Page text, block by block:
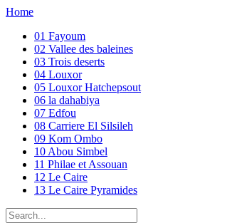
Home
01 Fayoum
02 Vallee des baleines
03 Trois deserts
04 Louxor
05 Louxor Hatchepsout
06 la dahabiya
07 Edfou
08 Carriere El Silsileh
09 Kom Ombo
10 Abou Simbel
11 Philae et Assouan
12 Le Caire
13 Le Caire Pyramides